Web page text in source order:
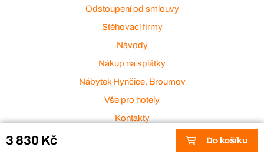
3 830 Kč Do košíku
Odstoupení od smlouvy
Stěhovací firmy
Návody
Nákup na splátky
Nábytek Hynčice, Broumov
Vše pro hotely
Kontakty
Přijímáme platební karty